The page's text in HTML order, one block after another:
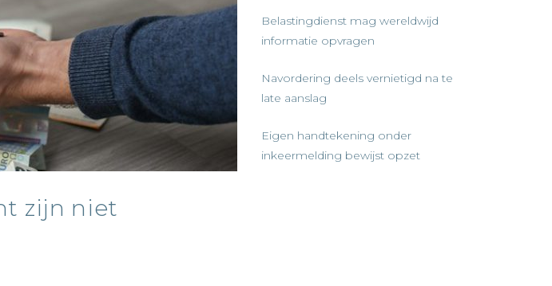
zijn niet
Belastingdienst mag wereldwijd
informatie opvragen
Navordering deels vernietigd na te
late aanslag
Eigen handtekening onder
inkeermelding bewijst opzet